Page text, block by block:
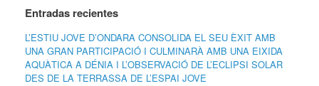
Entradas recientes
L’ESTIU JOVE D’ONDARA CONSOLIDA EL SEU ÈXIT AMB
UNA GRAN PARTICIPACIÓ I CULMINARÀ AMB UNA EIXIDA
AQUÀTICA A DÉNIA I L’OBSERVACIÓ DE L’ECLIPSI SOLAR
DES DE LA TERRASSA DE L’ESPAI JOVE